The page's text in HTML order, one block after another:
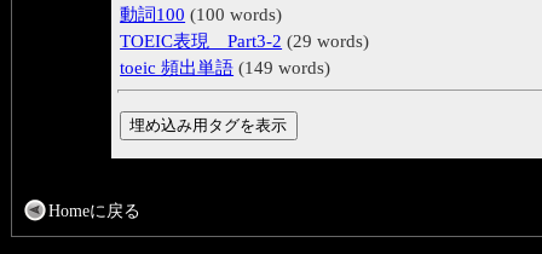
動詞100 (100 words)
TOEIC表現 Part3-2 (29 words)
toeic 頻出単語 (149 words)
Homeに戻る